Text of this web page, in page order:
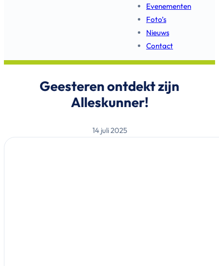
Evenementen
Foto’s
Nieuws
Contact
Geesteren ontdekt zijn
Alleskunner!
14 juli 2025